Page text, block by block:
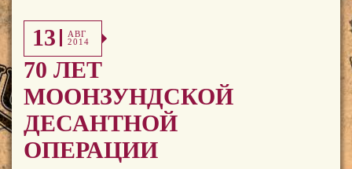
13
АВГ
2014
70 ЛЕТ
МООНЗУНДСКОЙ
ДЕСАНТНОЙ
ОПЕРАЦИИ